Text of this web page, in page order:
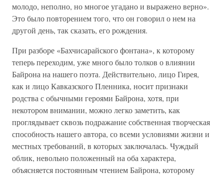
молодо, неполно, но многое угадано и выражено верно».
Это было повторением того, что он говорил о нем на
другой день, так сказать, его рождения.
При разборе «Бахчисарайского фонтана», к которому
теперь переходим, уже много было толков о влиянии
Байрона на нашего поэта. Действительно, лицо Гирея,
как и лицо Кавказского Пленника, носит признаки
родства с обычными героями Байрона, хотя, при
некотором внимании, можно легко заметить, как
проглядывает сквозь подражание собственная творческая
способность нашего автора, со всеми условиями жизни и
местных требований, в которых заключалась. Чуждый
облик, невольно положенный на оба характера,
объясняется постоянным чтением Байрона, которому